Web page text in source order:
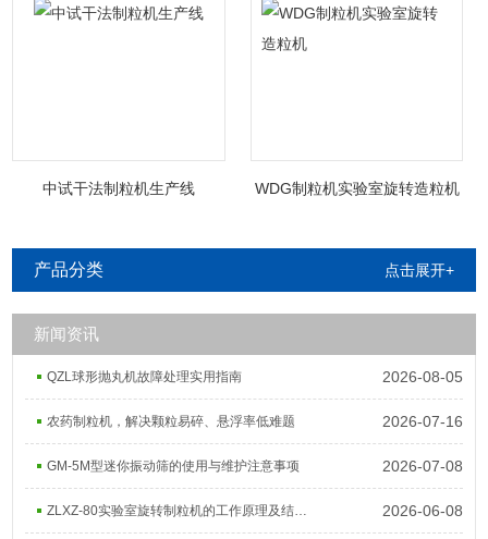
中试干法制粒机生产线 WDG制粒机实验室旋转造粒机
产品分类 点击展开+
新闻资讯
QZL球形抛丸机故障处理实用指南 2026-08-05
农药制粒机，解决颗粒易碎、悬浮率低难题 2026-07-16
GM-5M型迷你振动筛的使用与维护注意事项 2026-07-08
ZLXZ-80实验室旋转制粒机的工作原理及结构组成 2026-06-08